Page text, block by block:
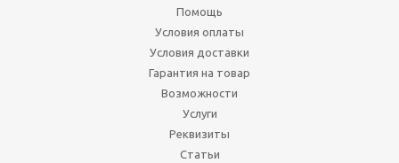
Помощь
Условия оплаты
Условия доставки
Гарантия на товар
Возможности
Услуги
Реквизиты
Статьи